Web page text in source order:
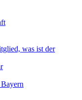
was ist der